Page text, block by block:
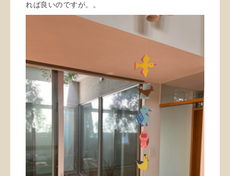
れば良いのですが。。